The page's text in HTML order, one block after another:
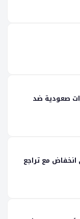
صعودية ضد
مع تراجع